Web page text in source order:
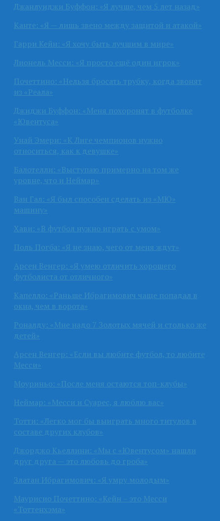
Джанлуиджи Буффон: «Я лучше, чем 5 лет назад»
Канте: «Я — лишь звено между защитой и атакой»
Гарри Кейн: «Я хочу быть лучшим в мире»
Лионель Месси: «Я просто ещё один игрок»
Почеттино: «Нельзя бросать трубку, когда звонят
из «Реала»
Джиджи Буффон: «Меня похоронят в футболке
«Ювентуса»
Унай Эмери: «К Лиге чемпионов нужно
относиться, как к девушке»
Балотелли: «Выступаю примерно на том же
уровне, что и Неймар»
Ван Гал: «Я был способен сделать из «МЮ»
машину»
Хави: «В футбол нужно играть с умом»
Поль Погба: «Я не знаю, чего от меня ждут»
Арсен Венгер: «Я умею отличить хорошего
футболиста от отличного»
Капелло: «Раньше Ибрагимович чаще попадал в
окна, чем в ворота»
Роналду: «Мне надо 7 Золотых мячей и столько же
детей»
Арсен Венгер: «Если вы любите футбол, то любите
Месси»
Моуриньо: «После меня остаются топ-клубы»
Неймар: «Месси и Суарес, я люблю вас»
Тотти: «Легко мог бы выиграть много титулов в
составе других клубов»
Джорджо Кьеллини: «Мы с «Ювентусом» нашли
друг друга — это любовь до гроба»
Златан Ибрагимович: «Я умру молодым»
Маурисио Почеттино: «Кейн – это Месси
«Тоттенхэма»